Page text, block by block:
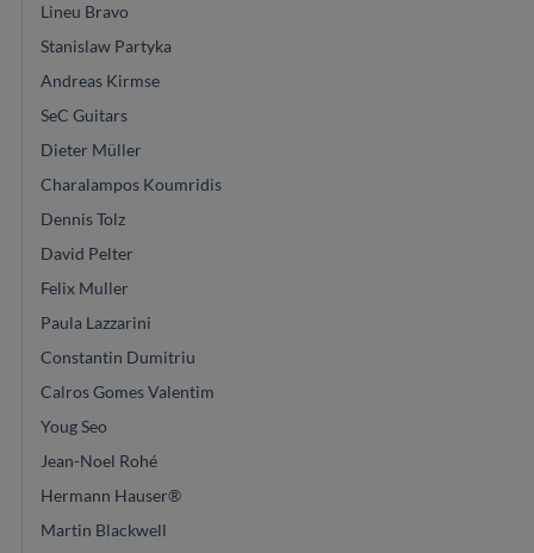
Lineu Bravo
Stanislaw Partyka
Andreas Kirmse
SeC Guitars
Dieter Müller
Charalampos Koumridis
Dennis Tolz
David Pelter
Felix Muller
Paula Lazzarini
Constantin Dumitriu
Calros Gomes Valentim
Youg Seo
Jean-Noel Rohé
Hermann Hauser®
Martin Blackwell